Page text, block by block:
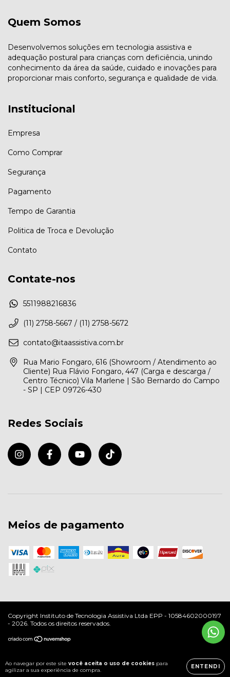
Ao navegar por este site você aceita o uso de cookies para
agilizar a sua experiência de compra.
ENTENDI
Quem Somos
Desenvolvemos soluções em tecnologia assistiva e
adequação postural para crianças com deficiência, unindo
conhecimento da área da saúde, cuidado e inovações para
proporcionar mais conforto, segurança e qualidade de vida.
Institucional
Empresa
Como Comprar
Segurança
Pagamento
Tempo de Garantia
Politica de Troca e Devolução
Contato
Contate-nos
5511988216836
(11) 2758-5667 / (11) 2758-5672
contato@itaassistiva.com.br
Rua Mario Fongaro, 616 (Showroom / Atendimento ao
Cliente) Rua Flávio Fongaro, 447 (Carga e descarga /
Centro Técnico) Vila Marlene | São Bernardo do Campo
- SP | CEP 09726-430
Redes Sociais
Meios de pagamento
Copyright Instituto de Tecnologia Assistiva Ltda EPP - 10584602000197
- 2026. Todos os direitos reservados.